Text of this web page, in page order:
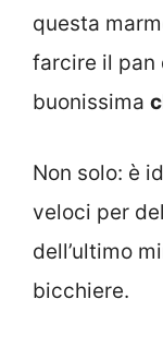
questa
farcire il pan
buonissima
Non solo: è
veloci per
dell’ultimo
bicchiere.